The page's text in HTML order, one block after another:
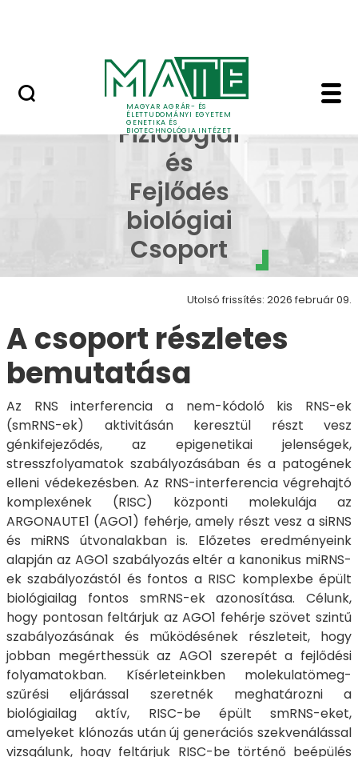
MAGYAR AGRÁR- ÉS
ÉLETTUDOMÁNYI EGYETEM
GENETIKA ÉS
BIOTECHNOLÓGIA INTÉZET
Növény Fiziológiai
Növény
Fiziológiai
és
Fejlődés
biológiai
Csoport
Utolsó frissítés: 2026 február 09.
A csoport részletes
bemutatása
Az RNS interferencia a nem-kódoló kis RNS-ek
(smRNS-ek) aktivitásán keresztül részt vesz
génkifejeződés, az epigenetikai jelenségek,
stresszfolyamatok szabályozásában és a patogének
elleni védekezésben. Az RNS-interferencia végrehajtó
komplexének (RISC) központi molekulája az
ARGONAUTE1 (AGO1) fehérje, amely részt vesz a siRNS
és miRNS útvonalakban is. Előzetes eredményeink
alapján az AGO1 szabályozás eltér a kanonikus miRNS-
ek szabályozástól és fontos a RISC komplexbe épült
biológiailag fontos smRNS-ek azonosítása. Célunk,
hogy pontosan feltárjuk az AGO1 fehérje szövet szintű
szabályozásának és működésének részleteit, hogy
jobban megérthessük az AGO1 szerepét a fejlődési
folyamatokban. Kísérleteinkben molekulatömeg-
szűrési eljárással szeretnék meghatározni a
biológiailag aktív, RISC-be épült smRNS-eket,
amelyeket klónozás után új generációs szekvenálással
vizsgálunk, hogy feltárjuk RISC-be történő beépülés